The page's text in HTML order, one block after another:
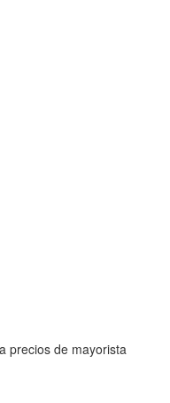
precios de mayorista